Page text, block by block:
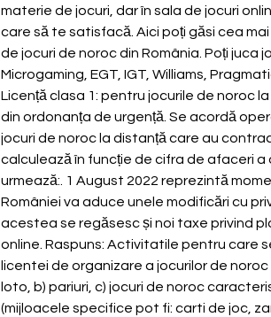
materie de jocuri, dar în sala de jocuri
care să te satisfacă. Aici poți găsi cea
de jocuri de noroc din România. Poți juca
Microgaming, EGT, IGT, Williams,
Licență clasa 1: pentru jocurile de noroc
din ordonanța de urgență. Se acordă
jocuri de noroc la distanță care au
calculează în funcție de cifra de afaceri a
urmează:. 1 August 2022 reprezintă
României va aduce unele modificări cu
acestea se regăsesc și noi taxe privind
online. Raspuns: Activitatile pentru care
licentei de organizare a jocurilor de
loto, b) pariuri, c) jocuri de noroc
(mijloacele specifice pot fi: carti de joc,